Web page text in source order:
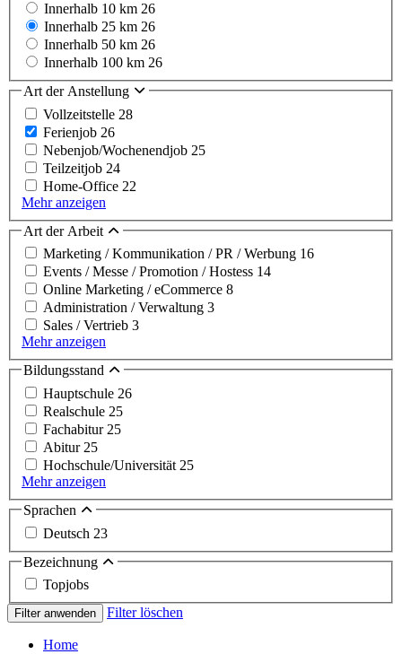
Innerhalb 10 km 26
Innerhalb 25 km 26
Innerhalb 50 km 26
Innerhalb 100 km 26
Art der Anstellung
Vollzeitstelle 28
Ferienjob 26
Nebenjob/Wochenendjob 25
Teilzeitjob 24
Home-Office 22
Mehr anzeigen
Art der Arbeit
Marketing / Kommunikation / PR / Werbung 16
Events / Messe / Promotion / Hostess 14
Online Marketing / eCommerce 8
Administration / Verwaltung 3
Sales / Vertrieb 3
Mehr anzeigen
Bildungsstand
Hauptschule 26
Realschule 25
Fachabitur 25
Abitur 25
Hochschule/Universität 25
Mehr anzeigen
Sprachen
Deutsch 23
Bezeichnung
Topjobs
Filter anwenden Filter löschen
Home